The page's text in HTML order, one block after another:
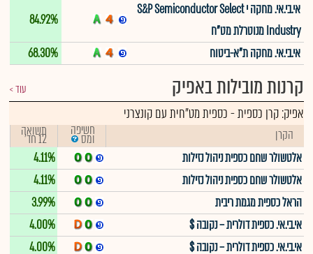
אי.בי.אי. מחקה י S&P Semiconductor Select
Industry מנוטרלת מט"ח
84.92%
אי.בי.אי. מחקה ת"א-ביטוח
68.30%
קרנות מובילות באפיק עוד
אפיק:קרן כספית-כספית מט"חית עם קונצרני
הקרן חשיפה
ומס תשואה
12 חד'
אלטשולר שחם כספית ניהול נזילות
4.11%
אלטשולר שחם כספית ניהול נזילות
4.11%
הראל כספית מגמת ריבית
3.99%
אי.בי.אי. כספית דולרית – נקובה $
4.00%
אי.בי.אי. כספית דולרית – נקובה $
4.00%